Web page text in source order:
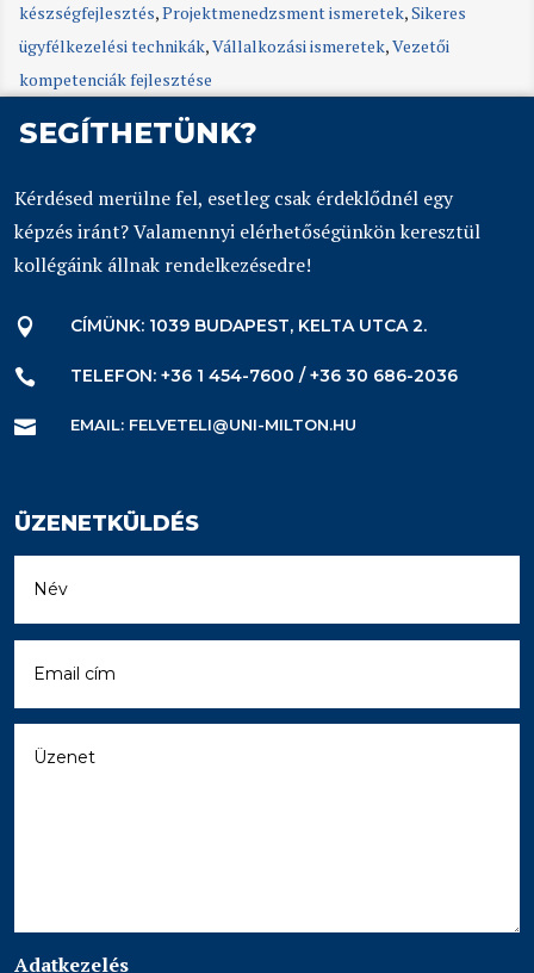
készségfejlesztés,Projektmenedzsment ismeretek,Sikeres
ügyfélkezelési technikák,Vállalkozási ismeretek,Vezetői
kompetenciák fejlesztése
SEGÍTHETÜNK?
Kérdésed merülne fel, esetleg csak érdeklődnél egy
képzés iránt? Valamennyi elérhetőségünkön keresztül
kollégáink állnak rendelkezésedre!
 CÍMÜNK: 1039 BUDAPEST, KELTA UTCA 2.
 TELEFON: +36 1 454-7600 / +36 30 686-2036
 EMAIL: FELVETELI@UNI-MILTON.HU
ÜZENETKÜLDÉS
Adatkezelés